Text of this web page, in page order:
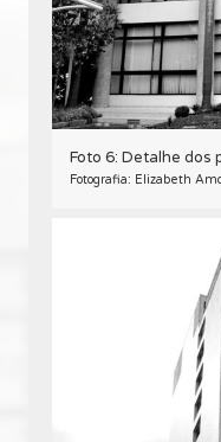
Fotografia: Elizabeth